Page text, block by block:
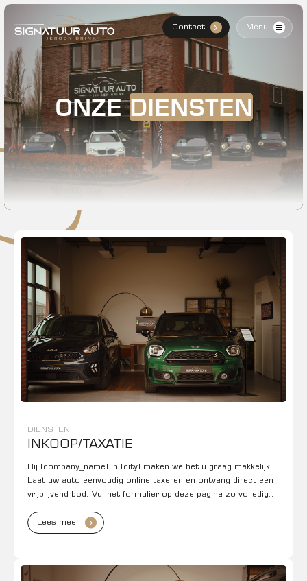
Contact . Menu
Aanbod
Diensten
Over Mij
Verkocht
ONZEDIENSTEN
DIENSTEN
INKOOP/TAXATIE
Bij [company_name] in [city] maken we het u graag makkelijk.
Laat uw auto eenvoudig online taxeren en ontvang direct een
vrijblijvend bod. Vul het formulier op deze pagina zo volledig
Lees meer
.